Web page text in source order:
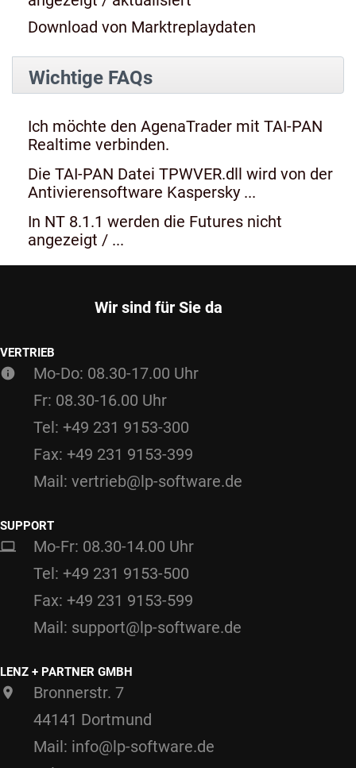
Download von Marktreplaydaten
Wichtige FAQs
Ich möchte den AgenaTrader mit TAI-PAN
Realtime verbinden.
Die TAI-PAN Datei TPWVER.dll wird von der
Antivierensoftware Kaspersky ...
In NT 8.1.1 werden die Futures nicht
angezeigt / ...
Wir sind für Sie da
VERTRIEB
Mo-Do: 08.30-17.00 Uhr
Fr: 08.30-16.00 Uhr
Tel: +49 231 9153-300
Fax: +49 231 9153-399
Mail: vertrieb@lp-software.de
SUPPORT
Mo-Fr: 08.30-14.00 Uhr
Tel: +49 231 9153-500
Fax: +49 231 9153-599
Mail: support@lp-software.de
LENZ + PARTNER GMBH
Bronnerstr. 7
44141 Dortmund
Mail: info@lp-software.de